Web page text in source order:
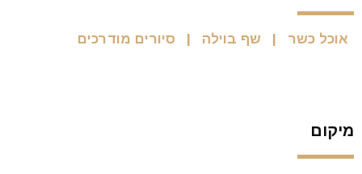
אוכל כשר שף בוילה סיורים מודרכים
מיקום